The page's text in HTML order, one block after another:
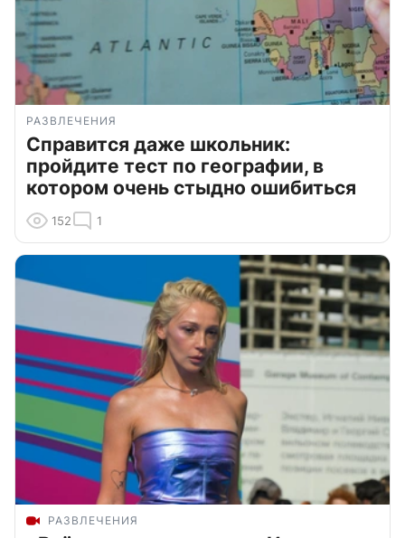
РАЗВЛЕЧЕНИЯ
Справится даже школьник:
пройдите тест по географии, в
котором очень стыдно ошибиться
152 1
РАЗВЛЕЧЕНИЯ